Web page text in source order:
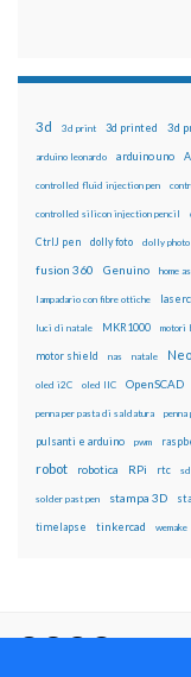
3d 3d print 3d printed 3d
arduino leonardo arduino uno
controlled fluid injection pen
controlled silicon injection pencil
CtrlJ pen dolly foto dolly photo
fusion 360 Genuino home
lampadario con fibre ottiche
luci di natale MKR1000 motori
motor shield nas natale
oled i2C oled IIC OpenSCAD
penna per pasta di saldatura
pulsanti e arduino pwm
robot robotica RPi rtc
solder past pen stampa 3D
timelapse tinkercad wemake